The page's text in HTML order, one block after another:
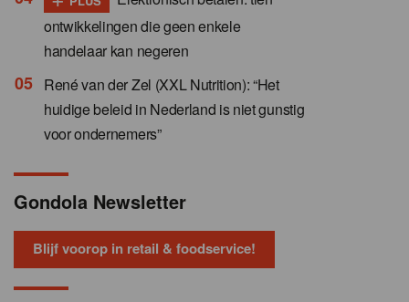
ontwikkelingen die geen enkele
handelaar kan negeren
René van der Zel (XXL Nutrition): “Het
huidige beleid in Nederland is niet gunstig
voor ondernemers”
Gondola Newsletter
Blijf voorop in retail & foodservice!